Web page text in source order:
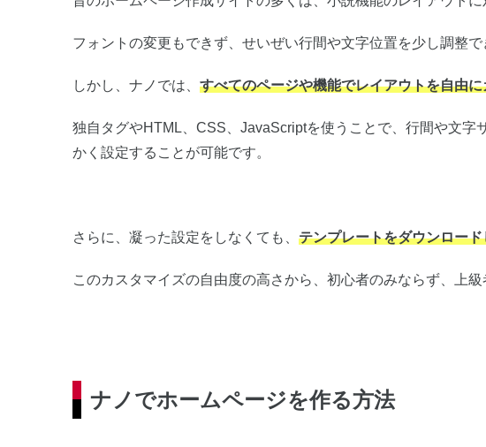
フォントの変更もできず、せいぜい行間や文字位置を少し調整で
しかし、ナノでは、 すべてのページや機能でレイアウトを自由
独自タグやHTML、CSS、JavaScriptを使うことで、行間や文字
かく設定することが可能です。
さらに、凝った設定をしなくても、 テンプレートをダウンロー
このカスタマイズの自由度の高さから、初心者のみならず、上
ナノでホームページを作る方法